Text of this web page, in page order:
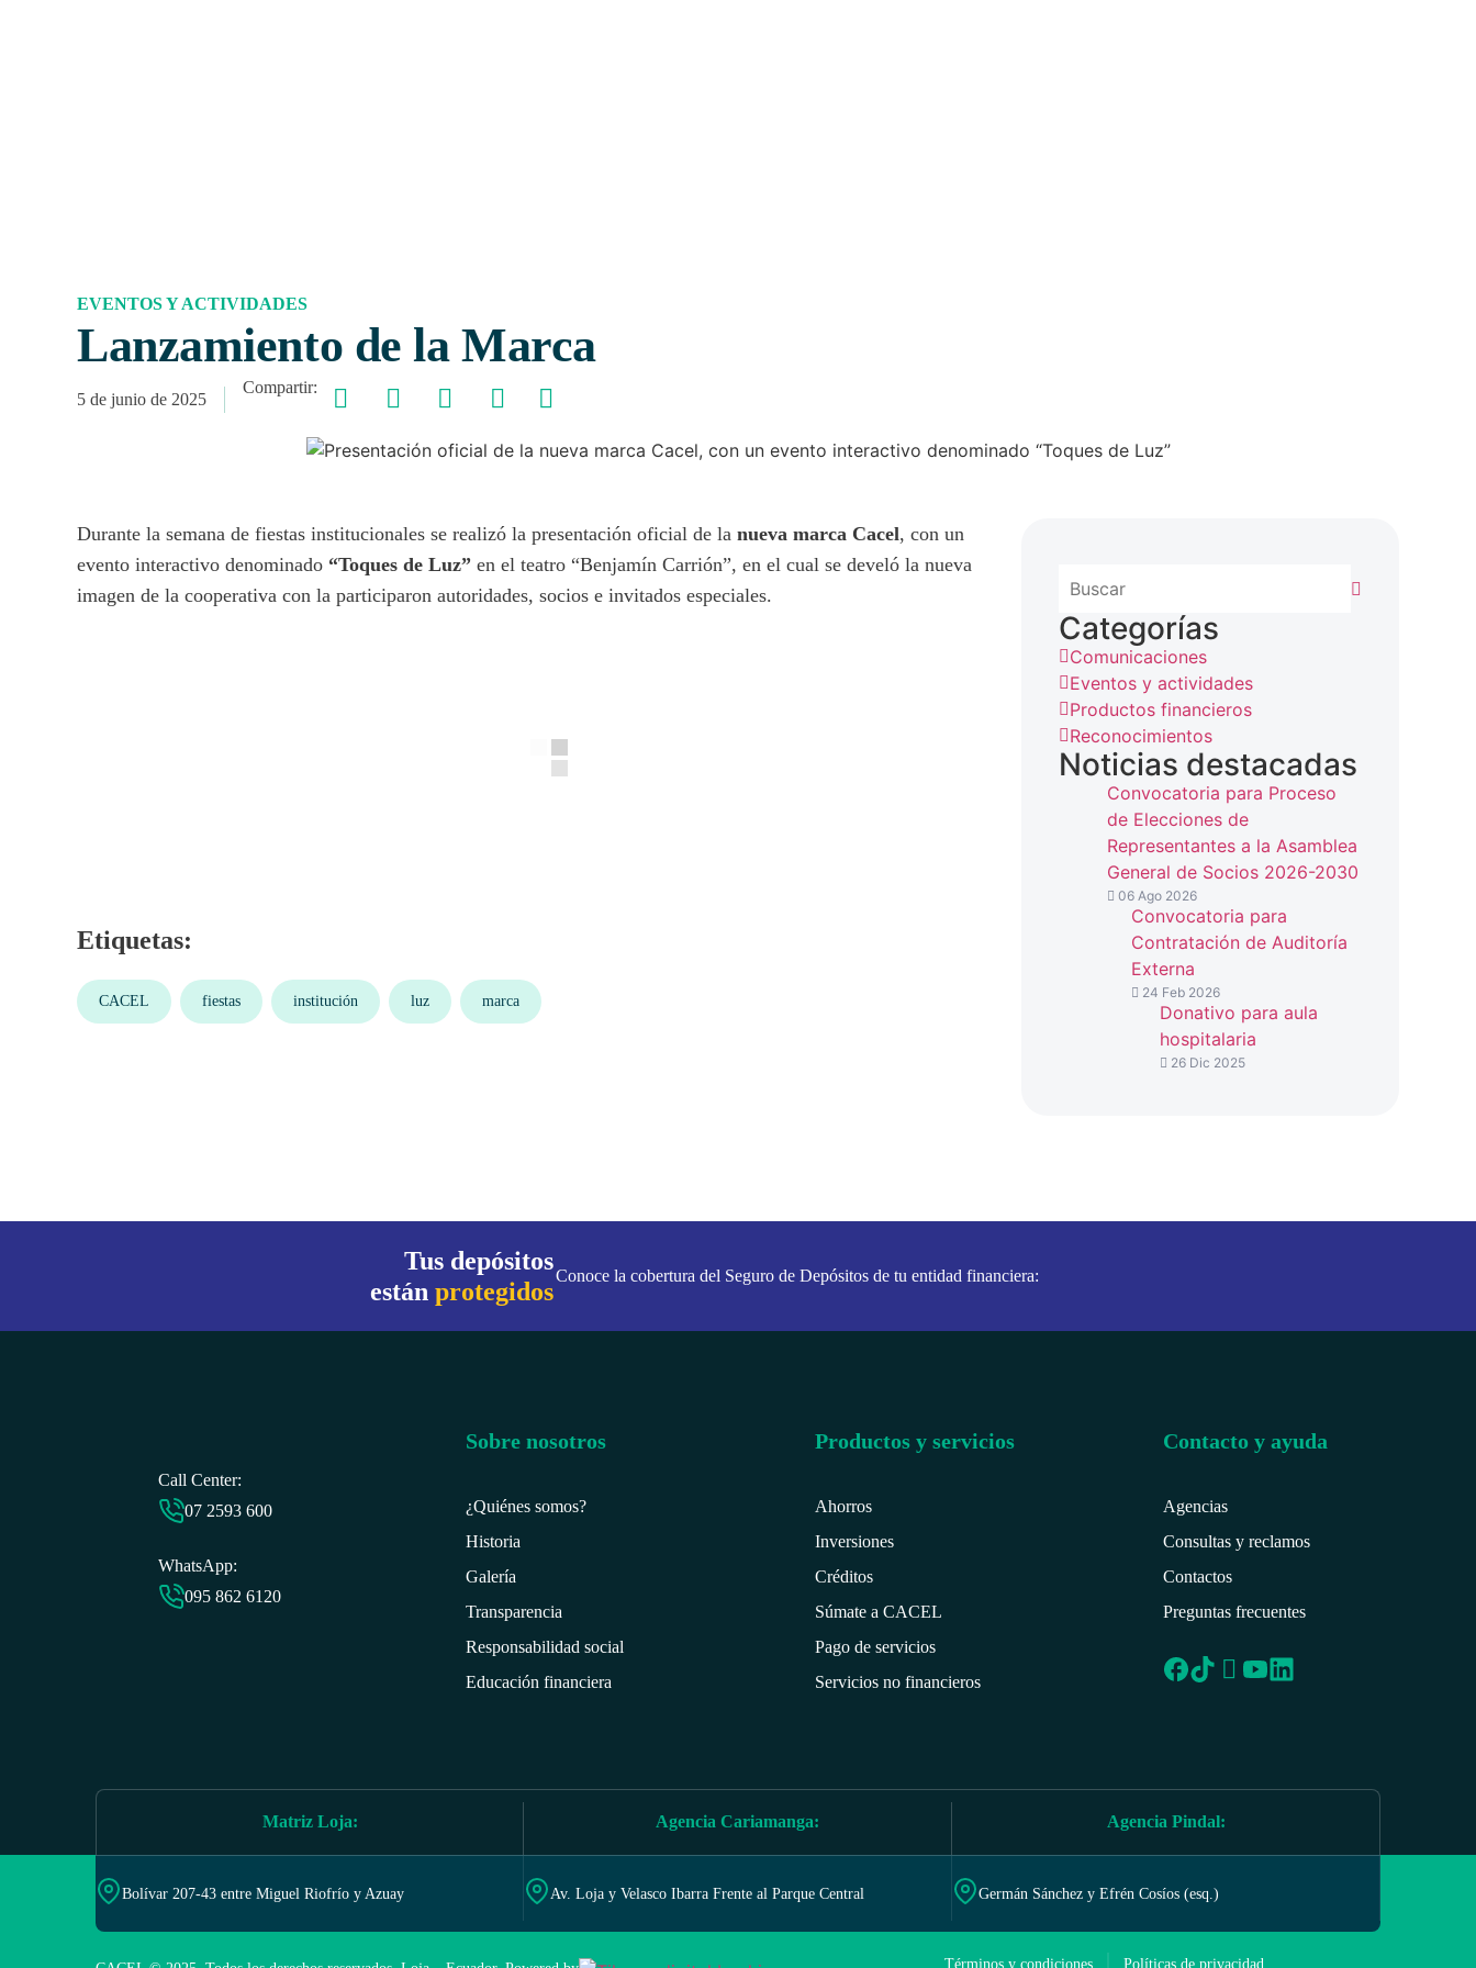
EVENTOS Y ACTIVIDADES
Lanzamiento de la Marca
5 de junio de 2025
Compartir:
Durante la semana de fiestas institucionales se realizó la presentación oficial de la nueva marca Cacel, con un
evento interactivo denominado “Toques de Luz” en el teatro “Benjamín Carrión”, en el cual se develó la nueva
imagen de la cooperativa con la participaron autoridades, socios e invitados especiales.
Etiquetas:
CACEL fiestas institución luz marca
Categorías
Comunicaciones
Eventos y actividades
Productos financieros
Reconocimientos
Noticias destacadas
Convocatoria para Proceso
de Elecciones de
Representantes a la Asamblea
General de Socios 2026-2030
06 Ago 2026
Convocatoria para
Contratación de Auditoría
Externa
24 Feb 2026
Donativo para aula
hospitalaria
26 Dic 2025
Tus depósitos
están protegidos
Conoce la cobertura del Seguro de Depósitos de tu entidad financiera:
Call Center:
07 2593 600
WhatsApp:
095 862 6120
Sobre nosotros
¿Quiénes somos?
Historia
Galería
Transparencia
Responsabilidad social
Educación financiera
Productos y servicios
Ahorros
Inversiones
Créditos
Súmate a CACEL
Pago de servicios
Servicios no financieros
Contacto y ayuda
Agencias
Consultas y reclamos
Contactos
Preguntas frecuentes
Términos y condiciones Políticas de privacidad
Matriz Loja:
Bolívar 207-43 entre Miguel Riofrío y Azuay
Agencia Cariamanga:
Av. Loja y Velasco Ibarra Frente al Parque Central
Agencia Pindal:
Germán Sánchez y Efrén Cosíos (esq.)